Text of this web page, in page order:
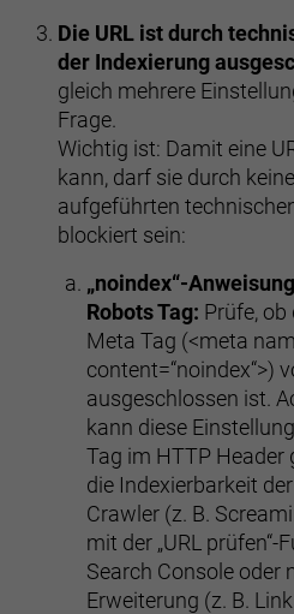
Die URL ist durch
der Indexierung
gleich mehrere
Frage.
Wichtig ist: Damit eine
kann, darf sie durch
aufgeführten
blockiert sein:
„noindex“-
Robots Tag: Prüfe,
Meta Tag (<meta
content=“noindex“>)
ausgeschlossen ist.
kann diese
Tag im HTTP Header
die Indexierbarkeit
Crawler (z. B.
mit der „URL prüfen“-
Search Console oder
Erweiterung (z. B.